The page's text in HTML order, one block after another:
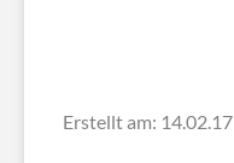
Erstellt am: 14.02.17